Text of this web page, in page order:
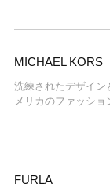
MICHAEL KORS
洗練されたデザイン
メリカのファッショ
FURLA